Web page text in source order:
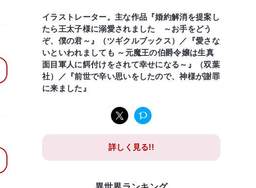
イラストレーター。主な作品『婚約解消を提案し
たら王太子様に溺愛されました ～お手をどう
ぞ、僕の君～』（ツギクルブックス）／『愛さな
いといわれましても ～元魔王の伯爵令嬢は生真
面目軍人に餌付けをされて幸せになる～』（双葉
社）／『前世で辛い思いをしたので、神様が謝罪
に来ました』
詳しく見る!!